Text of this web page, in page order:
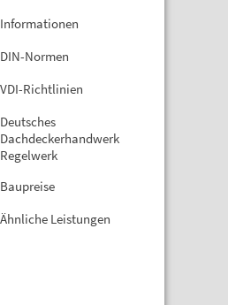
Informationen
DIN-Normen
VDI-Richtlinien
Deutsches
Dachdeckerhandwerk
Regelwerk
Baupreise
Ähnliche Leistungen